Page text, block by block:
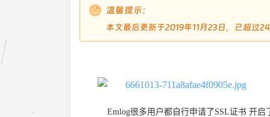
温馨提示：
本文最后更新于2019年11月23日，已超过
Emlog很多用户都自行申请了SSL证书 开